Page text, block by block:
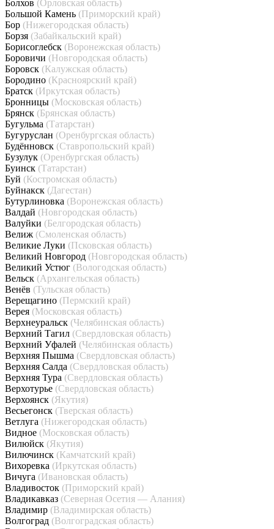
Болхов (Орловская область)
Большой Камень (Приморский край)
Бор (Нижегородская область)
Борзя (Забайкальский край)
Борисоглебск (Воронежская область)
Боровичи (Новгородская область)
Боровск (Калужская область)
Бородино (Красноярский край)
Братск (Иркутская область)
Бронницы (Московская область)
Брянск (Брянская область)
Бугульма (Татарстан)
Бугуруслан (Оренбургская область)
Будённовск (Ставропольский край)
Бузулук (Оренбургская область)
Буинск (Татарстан)
Буй (Костромская область)
Буйнакск (Дагестан)
Бутурлиновка (Воронежская область)
Валдай (Новгородская область)
Валуйки (Белгородская область)
Велиж (Смоленская область)
Великие Луки (Псковская область)
Великий Новгород (Новгородская область)
Великий Устюг (Вологодская область)
Вельск (Архангельская область)
Венёв (Тульская область)
Верещагино (Пермский край)
Верея (Московская область)
Верхнеуральск (Челябинская область)
Верхний Тагил (Свердловская область)
Верхний Уфалей (Челябинская область)
Верхняя Пышма (Свердловская область)
Верхняя Салда (Свердловская область)
Верхняя Тура (Свердловская область)
Верхотурье (Свердловская область)
Верхоянск (Якутия)
Весьегонск (Тверская область)
Ветлуга (Нижегородская область)
Видное (Московская область)
Вилюйск (Якутия)
Вилючинск (Камчатский край)
Вихоревка (Иркутская область)
Вичуга (Ивановская область)
Владивосток (Приморский край)
Владикавказ (Северная Осетия — Алания)
Владимир (Владимирская область)
Волгоград (Волгоградская область)